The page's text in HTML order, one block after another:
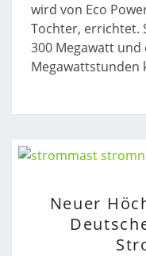
wird von Eco
Tochter, errichtet.
300 Megawatt und
Megawattstunden
Neuer